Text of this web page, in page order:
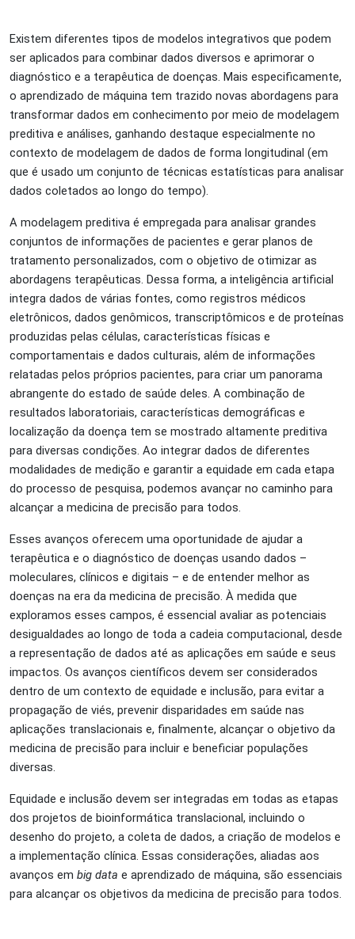
Existem diferentes tipos de modelos integrativos que podem
ser aplicados para combinar dados diversos e aprimorar o
diagnóstico e a terapêutica de doenças. Mais especificamente,
o aprendizado de máquina tem trazido novas abordagens para
transformar dados em conhecimento por meio de modelagem
preditiva e análises, ganhando destaque especialmente no
contexto de modelagem de dados de forma longitudinal (em
que é usado um conjunto de técnicas estatísticas para analisar
dados coletados ao longo do tempo).
A modelagem preditiva é empregada para analisar grandes
conjuntos de informações de pacientes e gerar planos de
tratamento personalizados, com o objetivo de otimizar as
abordagens terapêuticas. Dessa forma, a inteligência artificial
integra dados de várias fontes, como registros médicos
eletrônicos, dados genômicos, transcriptômicos e de proteínas
produzidas pelas células, características físicas e
comportamentais e dados culturais, além de informações
relatadas pelos próprios pacientes, para criar um panorama
abrangente do estado de saúde deles. A combinação de
resultados laboratoriais, características demográficas e
localização da doença tem se mostrado altamente preditiva
para diversas condições. Ao integrar dados de diferentes
modalidades de medição e garantir a equidade em cada etapa
do processo de pesquisa, podemos avançar no caminho para
alcançar a medicina de precisão para todos.
Esses avanços oferecem uma oportunidade de ajudar a
terapêutica e o diagnóstico de doenças usando dados –
moleculares, clínicos e digitais – e de entender melhor as
doenças na era da medicina de precisão. À medida que
exploramos esses campos, é essencial avaliar as potenciais
desigualdades ao longo de toda a cadeia computacional, desde
a representação de dados até as aplicações em saúde e seus
impactos. Os avanços científicos devem ser considerados
dentro de um contexto de equidade e inclusão, para evitar a
propagação de viés, prevenir disparidades em saúde nas
aplicações translacionais e, finalmente, alcançar o objetivo da
medicina de precisão para incluir e beneficiar populações
diversas.
Equidade e inclusão devem ser integradas em todas as etapas
dos projetos de bioinformática translacional, incluindo o
desenho do projeto, a coleta de dados, a criação de modelos e
a implementação clínica. Essas considerações, aliadas aos
avanços em big data e aprendizado de máquina, são essenciais
para alcançar os objetivos da medicina de precisão para todos.